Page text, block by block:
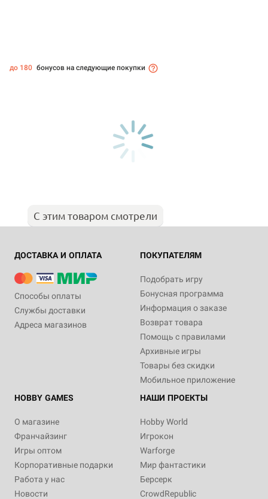
до 180 бонусов на следующие покупки
С этим товаром смотрели
ДОСТАВКА И ОПЛАТА
Способы оплаты
Службы доставки
Адреса магазинов
ПОКУПАТЕЛЯМ
Подобрать игру
Бонусная программа
Информация о заказе
Возврат товара
Помощь с правилами
Архивные игры
Товары без скидки
Мобильное приложение
HOBBY GAMES
О магазине
Франчайзинг
Игры оптом
Корпоративные подарки
Работа у нас
Новости
НАШИ ПРОЕКТЫ
Hobby World
Игрокон
Warforge
Мир фантастики
Берсерк
CrowdRepublic